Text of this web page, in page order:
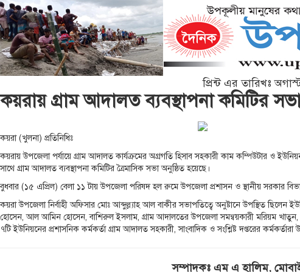
প্রিন্ট এর তারিখঃ
কয়রায় গ্রাম আদালত ব্যবস্থাপনা কমিটির
কয়রা (খুলনা) প্রতিনিধিঃ
কয়রায় উপজেলা পর্যায়ে গ্রাম আদালত কার্যক্রমের অগ্রগতি হিসাব সহকারী কাম কম্পিউটার ও
সাথে গ্রাম আদালত ব্যবস্থাপনা কমিটির ত্রৈমাসিক সভা অনুষ্ঠিত হয়েছে।
বুধবার (১৫ এপ্রিল) বেলা ১১ টায় উপজেলা পরিষদ হল রুমে উপজেলা প্রশাসন ও স্থানীয় সরকার
কয়রা উপজেলা নির্বাহী অফিসার মোঃ আব্দুল্ল্যাহ আল বাকীর সভাপতিত্বে অনুষ্টানে উপস্থিত ছিলেন
হোসেন, আল আমিন হোসেন, বাশিরুল ইসলাম, গ্রাম আদালতের উপজেলা সমন্বয়কারী মরিয়ম খাতুন,
৭টি ইউনিয়নের প্রশাসনিক কর্মকর্তা গ্রাম আদালত সহকারী, সাংবাদিক ও সংশ্লিষ্ট দপ্তরের কর্মকর্তারা
সম্পাদকঃ এম এ হালিম,